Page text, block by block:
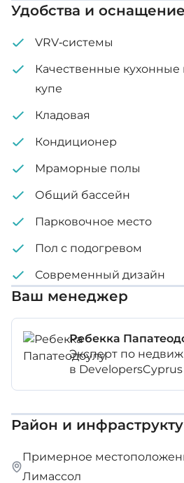
Главная кровать с
На 10-м этаже
Полностью меблирована
Бытовая техника MIELE
VRV
Кондиционер
Панорамный вид на море
Подземная парковка на
Полы с подогревом
2 кладовые: 12 м²
Тренажерный зал
Плавательный бассейн
Офис консьержа
Электрические жалюзи в
Домашние животные
аренды: 1 год
Удобства и оснащение
VRV-системы
Качественные
купе
Кладовая
Кондиционер
Мраморные полы
Общий бассейн
Парковочное место
Пол с подогревом
Современный дизайн
Ваш менеджер
Ребекка
Эксперт по
в DevelopersCyprus
Район и
Примерное
Лимассол